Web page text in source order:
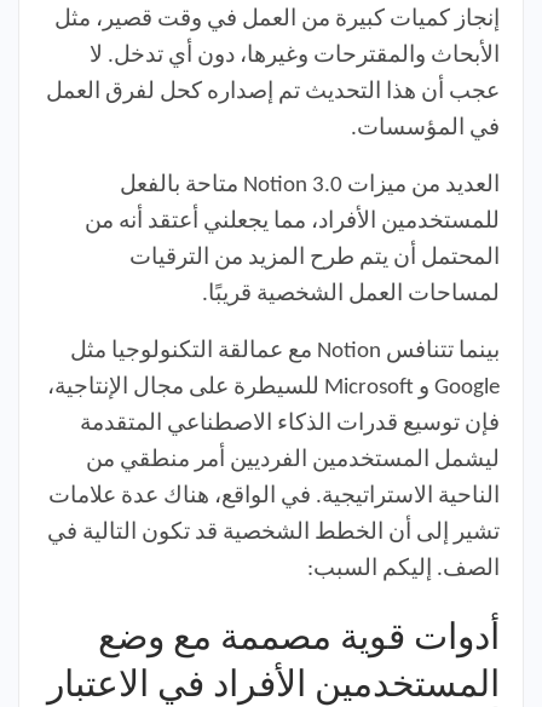
إنجاز كميات كبيرة من العمل في وقت قصير، مثل
الأبحاث والمقترحات وغيرها، دون أي تدخل. لا
عجب أن هذا التحديث تم إصداره كحل لفرق العمل
في المؤسسات.
العديد من ميزات Notion 3.0 متاحة بالفعل
للمستخدمين الأفراد، مما يجعلني أعتقد أنه من
المحتمل أن يتم طرح المزيد من الترقيات
لمساحات العمل الشخصية قريبًا.
بينما تتنافس Notion مع عمالقة التكنولوجيا مثل
Google و Microsoft للسيطرة على مجال الإنتاجية،
فإن توسيع قدرات الذكاء الاصطناعي المتقدمة
ليشمل المستخدمين الفرديين أمر منطقي من
الناحية الاستراتيجية. في الواقع، هناك عدة علامات
تشير إلى أن الخطط الشخصية قد تكون التالية في
الصف. إليكم السبب:
أدوات قوية مصممة مع وضع
المستخدمين الأفراد في الاعتبار